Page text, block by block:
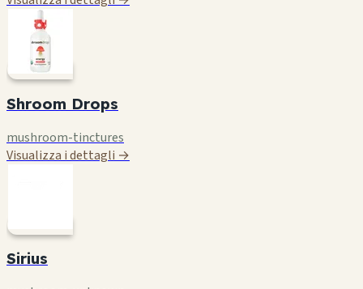
Shroom Drops
mushroom-tinctures
Visualizza i dettagli →
Sirius